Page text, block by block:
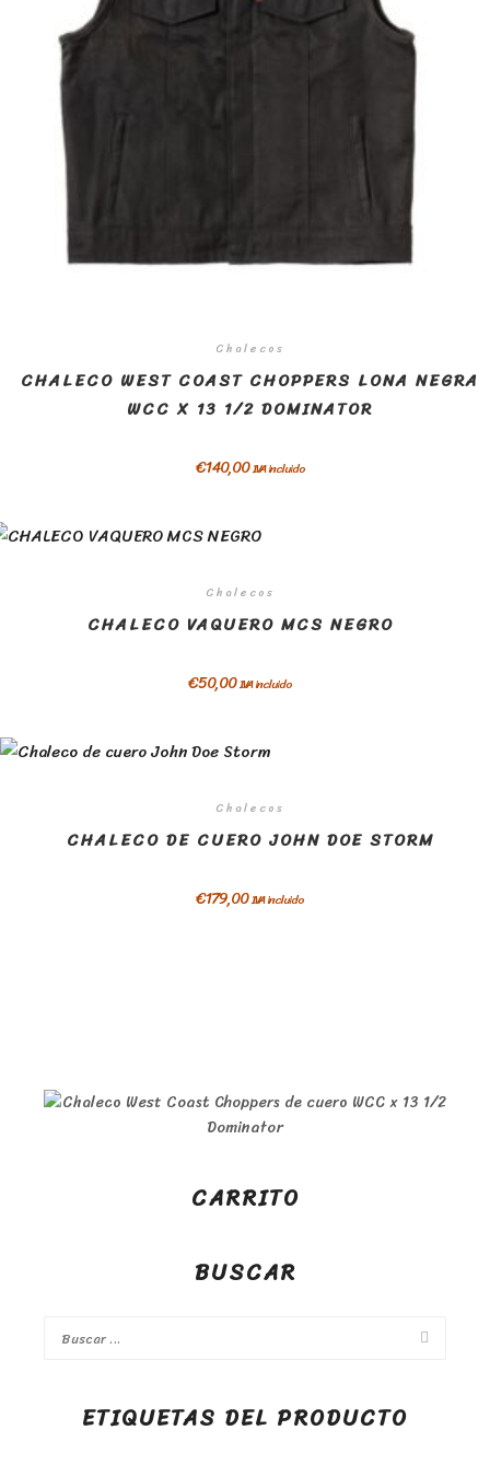
Chalecos
CHALECO WEST COAST CHOPPERS LONA NEGRA
WCC X 13 1/2 DOMINATOR
€140,00IVA incluido
Chalecos
CHALECO VAQUERO MCS NEGRO
€50,00IVA incluido
Chalecos
CHALECO DE CUERO JOHN DOE STORM
€179,00IVA incluido
CARRITO
BUSCAR
ETIQUETAS DEL PRODUCTO